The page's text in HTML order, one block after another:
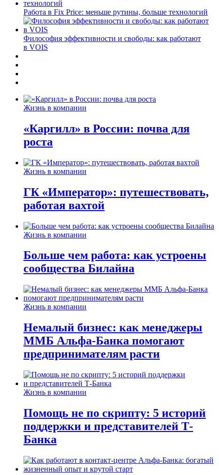
Работа в Fix Price: меньше рутины, больше технологий
Философия эффективности и свободы: как работают
в VOIS
Жизнь в компании
«Каргилл» в России: почва для
роста
Жизнь в компании
ГК «Император»: путешествовать,
работая вахтой
Жизнь в компании
Больше чем работа: как устроены
сообщества Билайна
Жизнь в компании
Немалый бизнес: как менеджеры
ММБ Альфа-Банка помогают
предпринимателям расти
Жизнь в компании
Помощь не по скрипту: 5 историй
поддержки и представителей Т-
Банка